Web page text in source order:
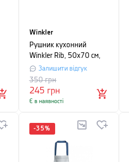
Winkler
Рушник кухонний
Winkler Rib, 50х70 см,
синійЗалишити відгук
245 грн
350грн
Є в наявності
-35%